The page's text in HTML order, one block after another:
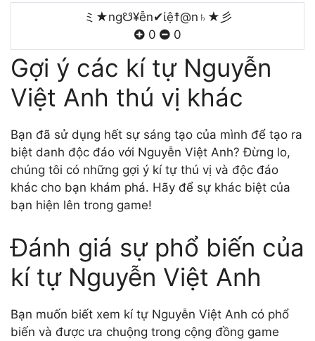
ミ★ng☋¥ễn✔ίệ☨@n♄★彡
0
0
Gợi ý các kí tự Nguyễn
Việt Anh thú vị khác
Bạn đã sử dụng hết sự sáng tạo của mình để tạo ra
biệt danh độc đáo với Nguyễn Việt Anh? Đừng lo,
chúng tôi có những gợi ý kí tự thú vị và độc đáo
khác cho bạn khám phá. Hãy để sự khác biệt của
bạn hiện lên trong game!
Đánh giá sự phổ biến của
kí tự Nguyễn Việt Anh
Bạn muốn biết xem kí tự Nguyễn Việt Anh có phổ
biến và được ưa chuộng trong cộng đồng game